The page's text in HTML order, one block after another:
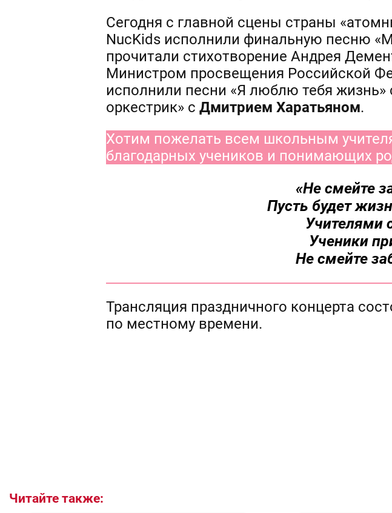
Сегодня с главной сцены страны
NucKids исполнили финальную песню
прочитали стихотворение Андрея
Министром просвещения Российской
исполнили песни «Я люблю тебя жизнь»
оркестрик» с Дмитрием Харатьяном.
Хотим пожелать всем школьным
благодарных учеников и понимающих
«Не смейте
Пусть будет
Учителями
Ученики
Не смейте
Трансляция праздничного концерта
по местному времени.
Читайте также: